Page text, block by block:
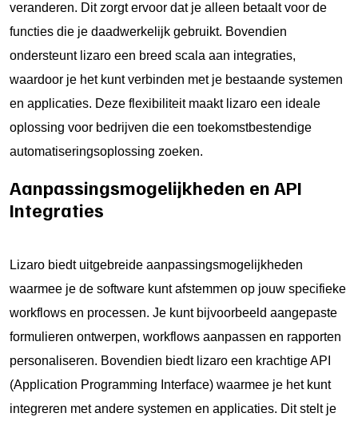
veranderen. Dit zorgt ervoor dat je alleen betaalt voor de
functies die je daadwerkelijk gebruikt. Bovendien
ondersteunt lizaro een breed scala aan integraties,
waardoor je het kunt verbinden met je bestaande systemen
en applicaties. Deze flexibiliteit maakt lizaro een ideale
oplossing voor bedrijven die een toekomstbestendige
automatiseringsoplossing zoeken.
Aanpassingsmogelijkheden en API
Integraties
Lizaro biedt uitgebreide aanpassingsmogelijkheden
waarmee je de software kunt afstemmen op jouw specifieke
workflows en processen. Je kunt bijvoorbeeld aangepaste
formulieren ontwerpen, workflows aanpassen en rapporten
personaliseren. Bovendien biedt lizaro een krachtige API
(Application Programming Interface) waarmee je het kunt
integreren met andere systemen en applicaties. Dit stelt je